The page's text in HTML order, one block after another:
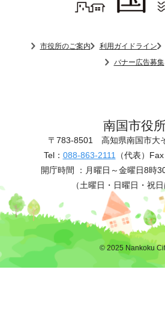
市役所のご案内 利用ガイドライン
バナー広告募集
南国市役所
〒783-8501 高知県南国市大
Tel： 088-863-2111 （代表）
開庁時間 ： 月曜日～金曜日8時
（土曜日・日曜日・祝
© 2025 Nankoku